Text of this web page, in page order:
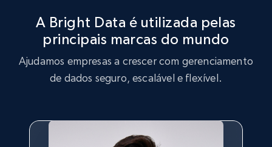
URL, Product id, Title, Product description,
Rating, Reviews count, Initial price, Discount,
and more.
1.3K+ Comece grátis
Target - Gather data on products using
A Bright Data é utilizada pelas
principais marcas do mundo
Ajudamos empresas a crescer com gerenciamento
de dados seguro, escalável e flexível.